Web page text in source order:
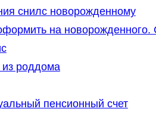
снилс новорожденному
на новорожденного.
роддома
пенсионный счет